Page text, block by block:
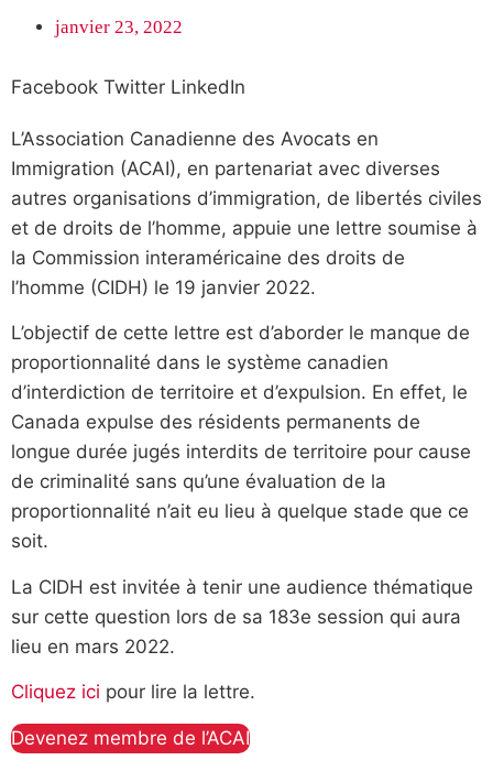
janvier 23, 2022
Facebook Twitter LinkedIn
L’Association Canadienne des Avocats en
Immigration (ACAI), en partenariat avec diverses
autres organisations d’immigration, de libertés civiles
et de droits de l’homme, appuie une lettre soumise à
la Commission interaméricaine des droits de
l’homme (CIDH) le 19 janvier 2022.
L’objectif de cette lettre est d’aborder le manque de
proportionnalité dans le système canadien
d’interdiction de territoire et d’expulsion. En effet, le
Canada expulse des résidents permanents de
longue durée jugés interdits de territoire pour cause
de criminalité sans qu’une évaluation de la
proportionnalité n’ait eu lieu à quelque stade que ce
soit.
La CIDH est invitée à tenir une audience thématique
sur cette question lors de sa 183e session qui aura
lieu en mars 2022.
Cliquez ici pour lire la lettre.
Devenez membre de l’ACAI